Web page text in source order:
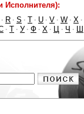
Исполнителя):
· R · S · T · U · V · W · X ·
· Т · У · Ф · Х · Ц · Ч · Ш